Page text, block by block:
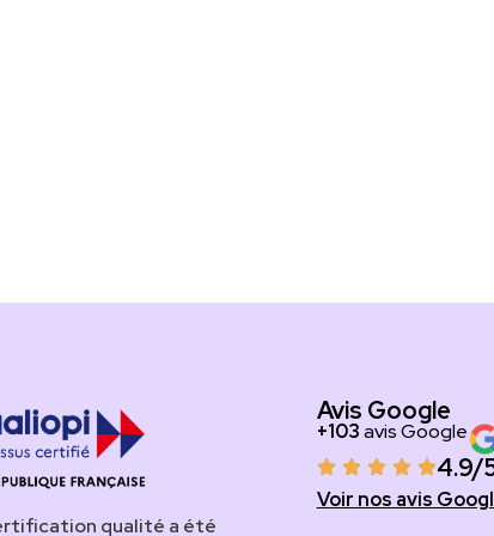
qualité a été
Avis Google
+103avis Google
4.9/
Voir nos avis